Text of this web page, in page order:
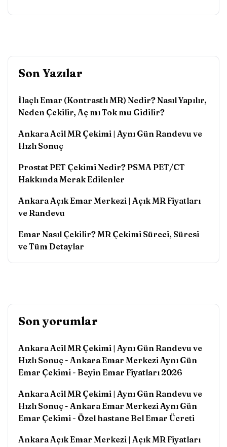
Son Yazılar
İlaçlı Emar (Kontrastlı MR) Nedir? Nasıl Yapılır,
Neden Çekilir, Aç mı Tok mu Gidilir?
Ankara Acil MR Çekimi | Aynı Gün Randevu ve
Hızlı Sonuç
Prostat PET Çekimi Nedir? PSMA PET/CT
Hakkında Merak Edilenler
Ankara Açık Emar Merkezi | Açık MR Fiyatları
ve Randevu
Emar Nasıl Çekilir? MR Çekimi Süreci, Süresi
ve Tüm Detaylar
Son yorumlar
Ankara Acil MR Çekimi | Aynı Gün Randevu ve
Hızlı Sonuç - Ankara Emar Merkezi Aynı Gün
Emar Çekimi- Beyin Emar Fiyatları 2026
Ankara Acil MR Çekimi | Aynı Gün Randevu ve
Hızlı Sonuç - Ankara Emar Merkezi Aynı Gün
Emar Çekimi- Özel hastane Bel Emar Ücreti
Ankara Açık Emar Merkezi | Açık MR Fiyatları